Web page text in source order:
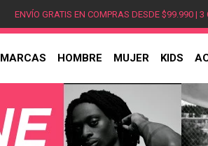
ENVÍO GRATIS EN COMPRAS DESDE $99.990 |
MARCAS HOMBRE MUJER KIDS
TÉRMINOS
hombre
2.
jordan